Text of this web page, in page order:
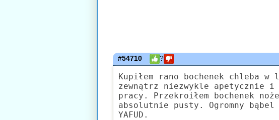
#54710 ?
Kupiłem rano bochenek chleba
zewnątrz niezwykle apetycznie i
pracy. Przekroiłem bochenek
absolutnie pusty. Ogromny
YAFUD.